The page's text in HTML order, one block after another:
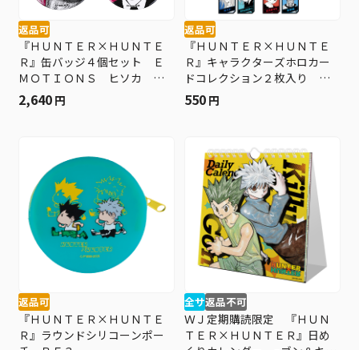
返品可
『ＨＵＮＴＥＲ×ＨＵＮＴＥ
Ｒ』缶バッジ４個セット Ｅ
ＭＯＴＩＯＮＳ ヒソカ Ｂ
Ｆ３
2,640 円
返品可
『ＨＵＮＴＥＲ×ＨＵＮＴＥ
Ｒ』キャラクターズホロカー
ドコレクション２枚入り 第
１弾 （全１０組／ランダム
１組入り） ＢＦ３
550 円
返品可
『ＨＵＮＴＥＲ×ＨＵＮＴＥ
Ｒ』ラウンドシリコーンポー
全サ返品不可
ＷＪ定期購読限定 『ＨＵＮ
ＴＥＲ×ＨＵＮＴＥＲ』日め